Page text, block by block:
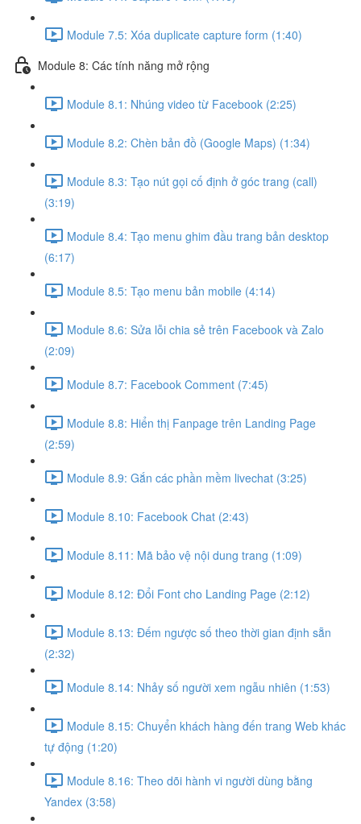
Module 7.5: Xóa duplicate capture form (1:40)
Module 8: Các tính năng mở rộng
Module 8.1: Nhúng video từ Facebook (2:25)
Module 8.2: Chèn bản đồ (Google Maps) (1:34)
Module 8.3: Tạo nút gọi cố định ở góc trang (call)
(3:19)
Module 8.4: Tạo menu ghim đầu trang bản desktop
(6:17)
Module 8.5: Tạo menu bản mobile (4:14)
Module 8.6: Sửa lỗi chia sẻ trên Facebook và Zalo
(2:09)
Module 8.7: Facebook Comment (7:45)
Module 8.8: Hiển thị Fanpage trên Landing Page
(2:59)
Module 8.9: Gắn các phần mềm livechat (3:25)
Module 8.10: Facebook Chat (2:43)
Module 8.11: Mã bảo vệ nội dung trang (1:09)
Module 8.12: Đổi Font cho Landing Page (2:12)
Module 8.13: Đếm ngược số theo thời gian định sẵn
(2:32)
Module 8.14: Nhảy số người xem ngẫu nhiên (1:53)
Module 8.15: Chuyển khách hàng đến trang Web khác
tự động (1:20)
Module 8.16: Theo dõi hành vi người dùng bằng
Yandex (3:58)